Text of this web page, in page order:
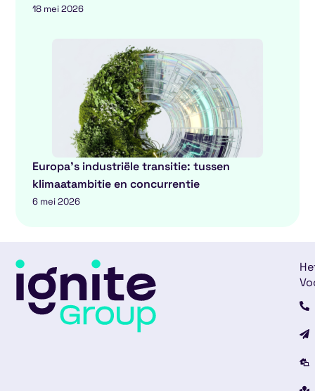
18 mei 2026
Europa’s industriële transitie: tussen
klimaatambitie en concurrentie
6 mei 2026